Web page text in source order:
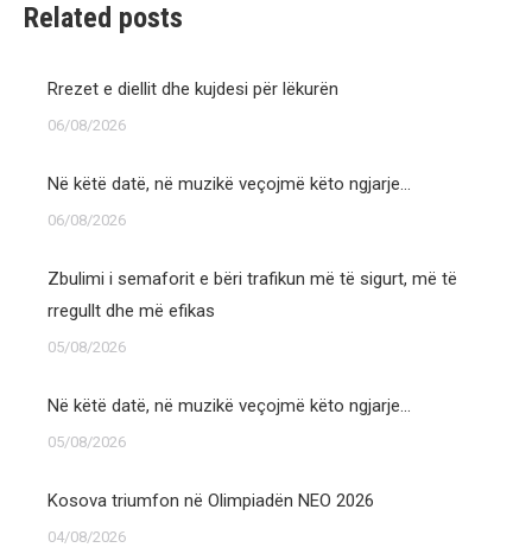
Related posts
Rrezet e diellit dhe kujdesi për lëkurën
06/08/2026
Në këtë datë, në muzikë veçojmë këto ngjarje…
06/08/2026
Zbulimi i semaforit e bëri trafikun më të sigurt, më të
rregullt dhe më efikas
05/08/2026
Në këtë datë, në muzikë veçojmë këto ngjarje…
05/08/2026
Kosova triumfon në Olimpiadën NEO 2026
04/08/2026